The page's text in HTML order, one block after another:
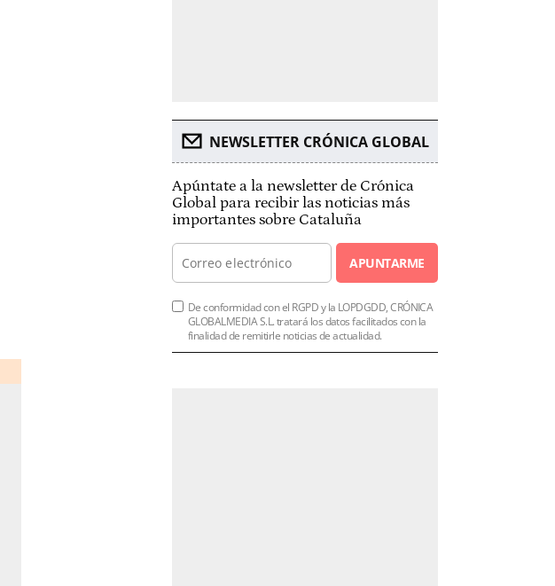
NEWSLETTER CRÓNICA GLOBAL
Apúntate a la newsletter de Crónica
Global para recibir las noticias más
importantes sobre Cataluña
APUNTARME
De conformidad con el RGPD y la LOPDGDD, CRÓNICA
GLOBALMEDIA S.L. tratará los datos facilitados con la
finalidad de remitirle noticias de actualidad.